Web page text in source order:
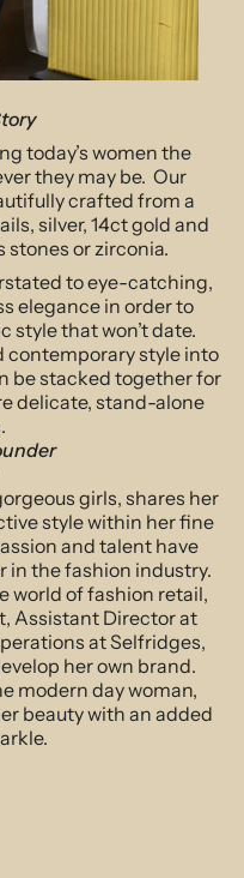
today’s women the
they may be. Our
crafted from a
silver, 14ct gold and
or zirconia.
to eye-catching,
elegance in order to
style that won’t date.
contemporary style into
be stacked together for
delicate, stand-alone
girls, shares her
style within her fine
and talent have
in the fashion industry.
world of fashion retail,
Assistant Director at
at Selfridges,
her own brand.
modern day woman,
beauty with an added